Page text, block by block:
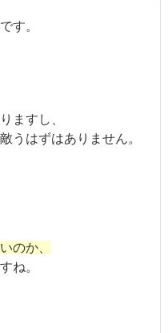
す。
ますし、
うはずはありません。
のか、
ね。